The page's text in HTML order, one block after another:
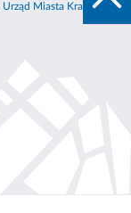
Urząd Miasta Krakowa